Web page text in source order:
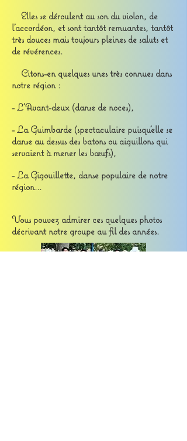
Elles se déroulent au son du violon, de
l'accordéon, et sont tantôt remuantes, tantôt
très douces mais toujours pleines de saluts et
de révérences.
Citons-en quelques unes très connues dans
notre région :
- L'Avant-deux (danse de noces),
- La Guimbarde (spectaculaire puisqu'elle se
danse au dessus des batons ou aiguillons qui
servaient à mener les bœufs),
- La Gigouillette, danse populaire de notre
région...
Vous pouvez admirer ces quelques photos
décrivant notre groupe au fil des années.